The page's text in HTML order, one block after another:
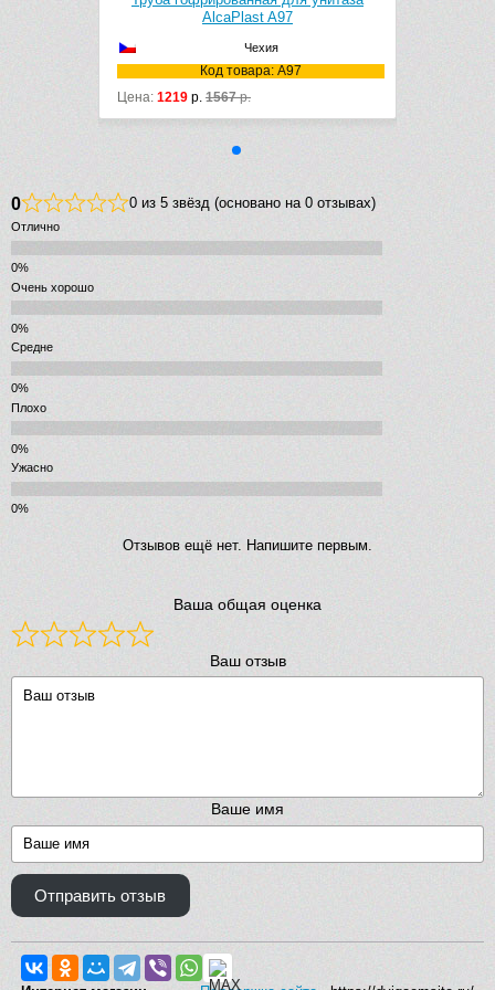
AlcaPlast A97
Чехия
Код товара: A97
Цена:1219 р.1567р.
0 0 из 5 звёзд (основано на 0 отзывах)
Отлично
Очень хорошо
Средне
Плохо
Ужасно
Отзывов ещё нет. Напишите первым.
Ваша общая оценка
Ваш отзыв
Ваше имя
Отправить отзыв